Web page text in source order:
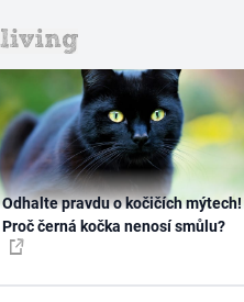
Odhalte pravdu o kočičích mýtech!
Proč černá kočka nenosí smůlu?